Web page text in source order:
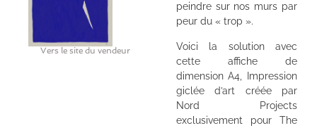
peindre sur nos murs par
peur du « trop ».
Voici la solution avec
cette affiche de
dimension A4, Impression
giclée d’art créée par
Nord Projects
exclusivement pour The
Vers le site du vendeur